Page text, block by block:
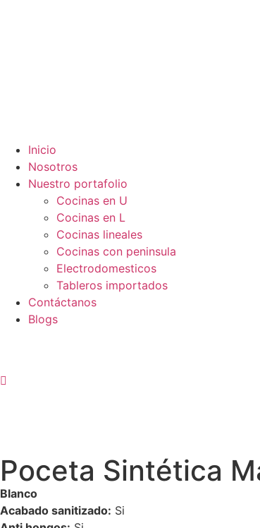
Inicio
Nosotros
Nuestro portafolio
Cocinas en U
Cocinas en L
Cocinas lineales
Cocinas con peninsula
Electrodomesticos
Tableros importados
Contáctanos
Blogs
Poceta Sintética
Blanco
Acabado sanitizado: Si